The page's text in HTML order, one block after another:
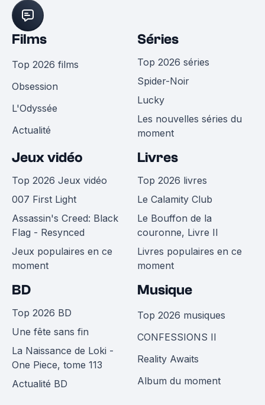
Films
Top 2026 films
Obsession
L'Odyssée
Actualité
Séries
Top 2026 séries
Spider-Noir
Lucky
Les nouvelles séries du
moment
Jeux vidéo
Top 2026 Jeux vidéo
007 First Light
Assassin's Creed: Black
Flag - Resynced
Jeux populaires en ce
moment
Livres
Top 2026 livres
Le Calamity Club
Le Bouffon de la
couronne, Livre II
Livres populaires en ce
moment
BD
Top 2026 BD
Une fête sans fin
La Naissance de Loki -
One Piece, tome 113
Actualité BD
Musique
Top 2026 musiques
CONFESSIONS II
Reality Awaits
Album du moment